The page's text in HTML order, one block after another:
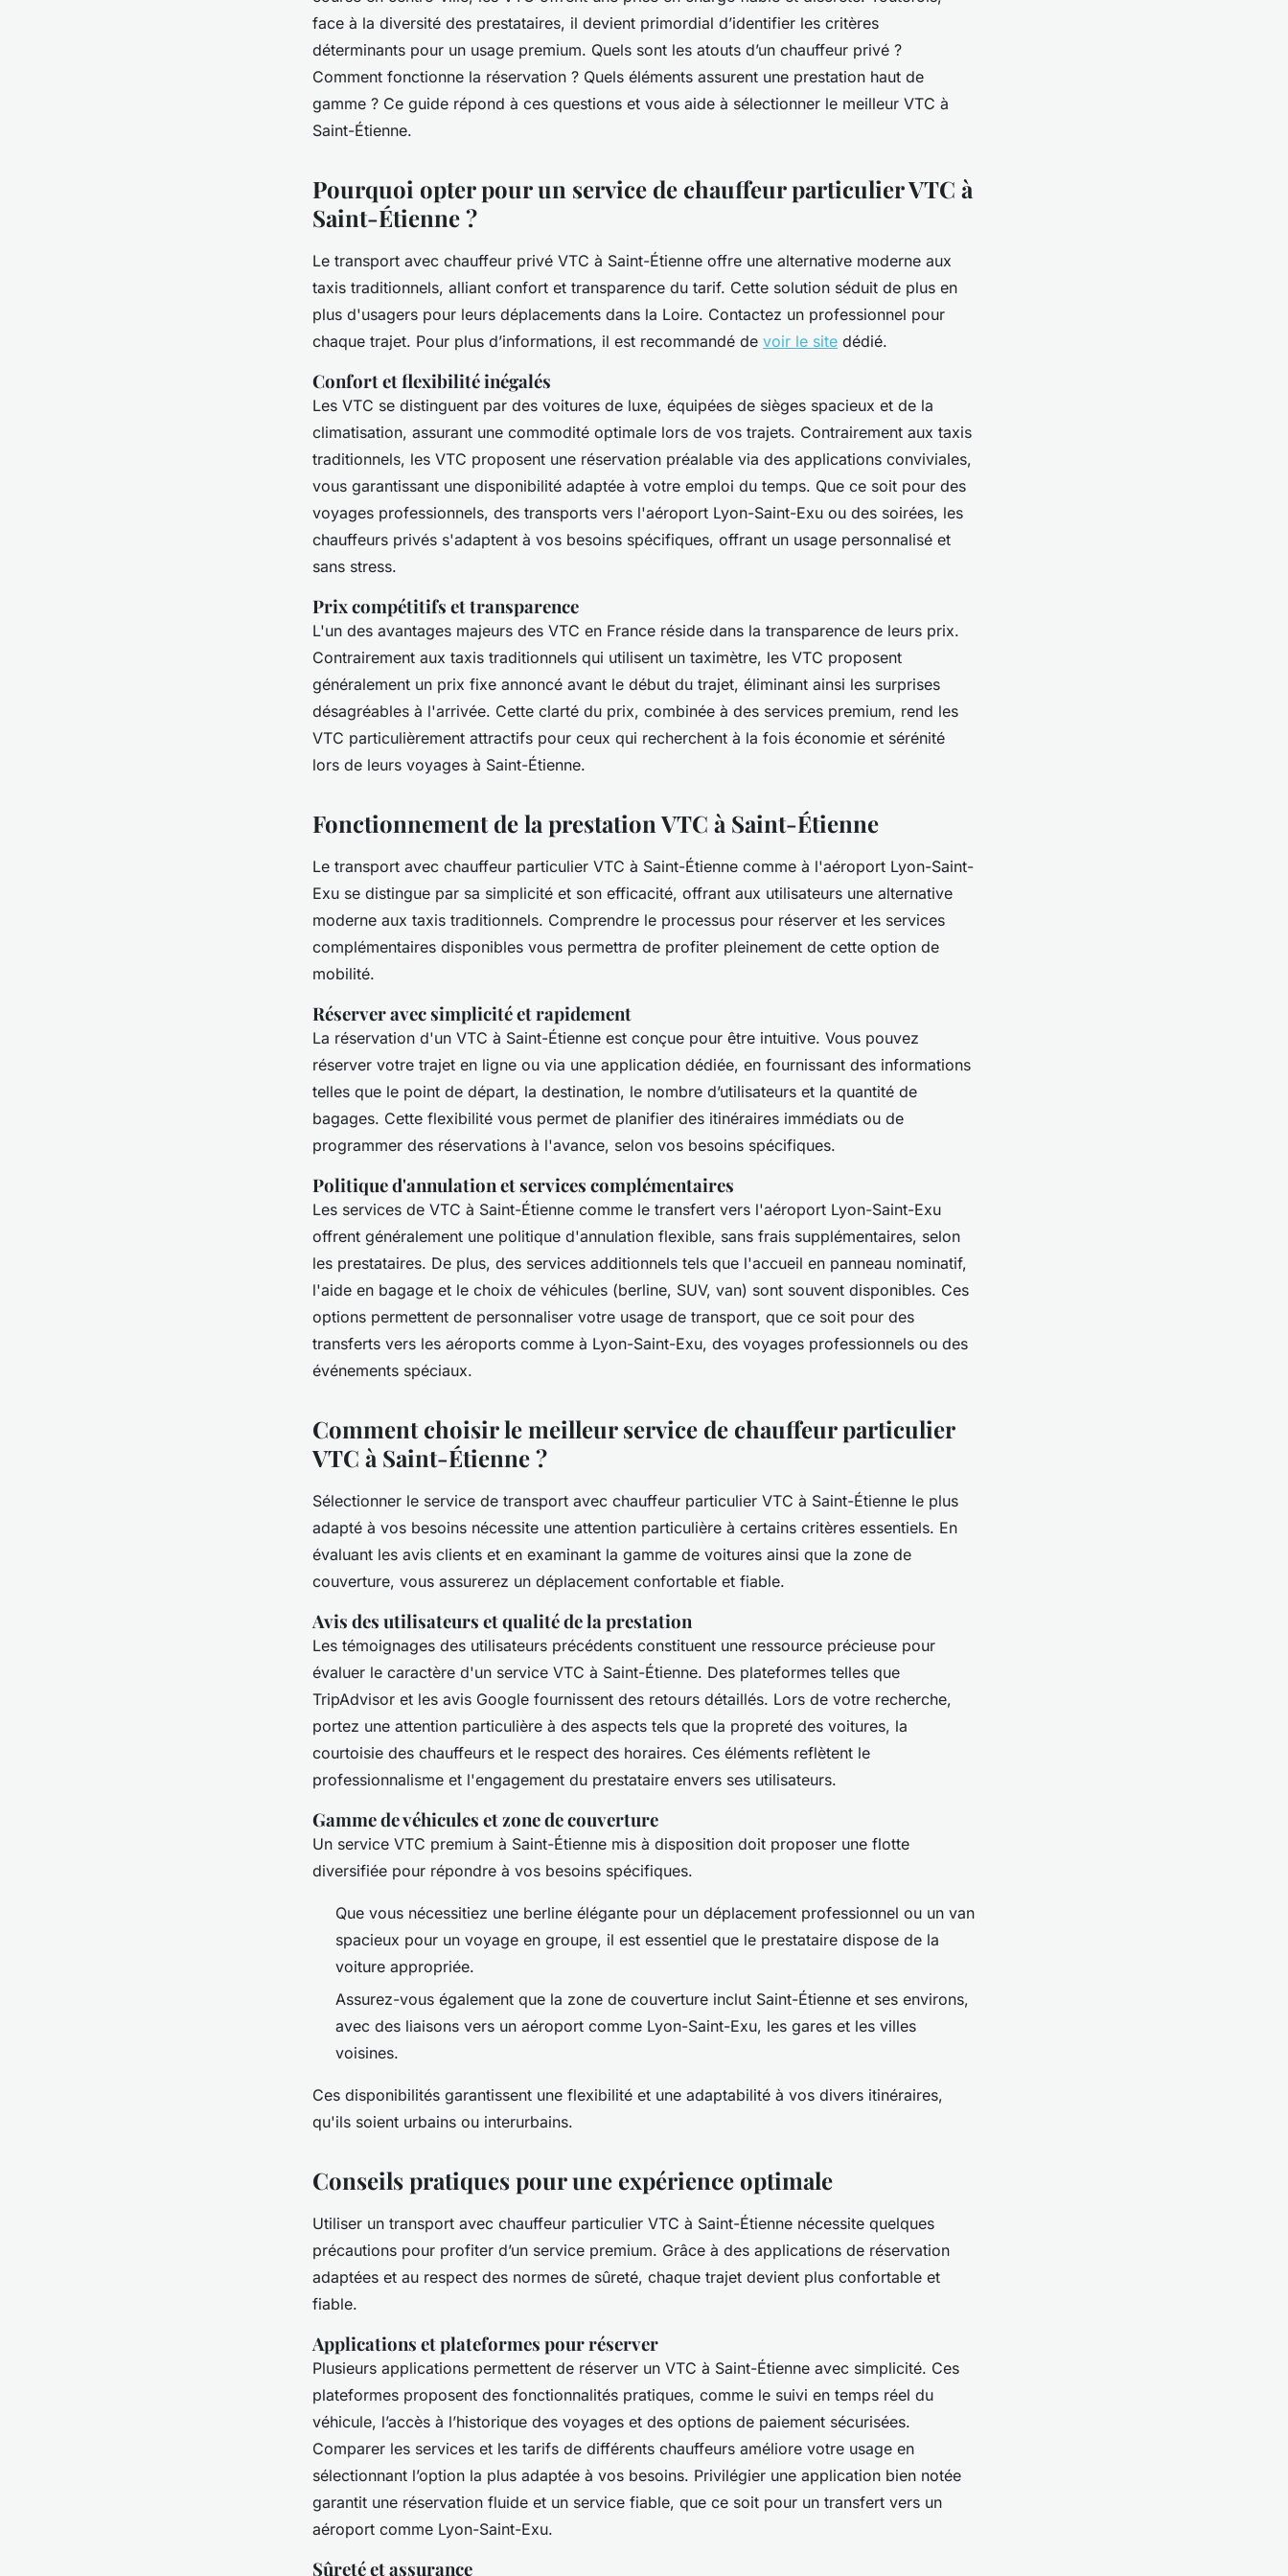
face à la diversité des prestataires, il devient primordial d’identifier les critères
déterminants pour un usage premium. Quels sont les atouts d’un chauffeur privé ?
Comment fonctionne la réservation ? Quels éléments assurent une prestation haut de
gamme ? Ce guide répond à ces questions et vous aide à sélectionner le meilleur VTC à
Saint-Étienne.
Pourquoi opter pour un service de chauffeur particulier VTC à
Saint-Étienne ?
Le transport avec chauffeur privé VTC à Saint-Étienne offre une alternative moderne aux
taxis traditionnels, alliant confort et transparence du tarif. Cette solution séduit de plus en
plus d'usagers pour leurs déplacements dans la Loire. Contactez un professionnel pour
chaque trajet. Pour plus d’informations, il est recommandé de voir le site dédié.
Confort et flexibilité inégalés
Les VTC se distinguent par des voitures de luxe, équipées de sièges spacieux et de la
climatisation, assurant une commodité optimale lors de vos trajets. Contrairement aux taxis
traditionnels, les VTC proposent une réservation préalable via des applications conviviales,
vous garantissant une disponibilité adaptée à votre emploi du temps. Que ce soit pour des
voyages professionnels, des transports vers l'aéroport Lyon-Saint-Exu ou des soirées, les
chauffeurs privés s'adaptent à vos besoins spécifiques, offrant un usage personnalisé et
sans stress.
Prix compétitifs et transparence
L'un des avantages majeurs des VTC en France réside dans la transparence de leurs prix.
Contrairement aux taxis traditionnels qui utilisent un taximètre, les VTC proposent
généralement un prix fixe annoncé avant le début du trajet, éliminant ainsi les surprises
désagréables à l'arrivée. Cette clarté du prix, combinée à des services premium, rend les
VTC particulièrement attractifs pour ceux qui recherchent à la fois économie et sérénité
lors de leurs voyages à Saint-Étienne.
Fonctionnement de la prestation VTC à Saint-Étienne
Le transport avec chauffeur particulier VTC à Saint-Étienne comme à l'aéroport Lyon-Saint-
Exu se distingue par sa simplicité et son efficacité, offrant aux utilisateurs une alternative
moderne aux taxis traditionnels. Comprendre le processus pour réserver et les services
complémentaires disponibles vous permettra de profiter pleinement de cette option de
mobilité.
Réserver avec simplicité et rapidement
La réservation d'un VTC à Saint-Étienne est conçue pour être intuitive. Vous pouvez
réserver votre trajet en ligne ou via une application dédiée, en fournissant des informations
telles que le point de départ, la destination, le nombre d’utilisateurs et la quantité de
bagages. Cette flexibilité vous permet de planifier des itinéraires immédiats ou de
programmer des réservations à l'avance, selon vos besoins spécifiques.
Politique d'annulation et services complémentaires
Les services de VTC à Saint-Étienne comme le transfert vers l'aéroport Lyon-Saint-Exu
offrent généralement une politique d'annulation flexible, sans frais supplémentaires, selon
les prestataires. De plus, des services additionnels tels que l'accueil en panneau nominatif,
l'aide en bagage et le choix de véhicules (berline, SUV, van) sont souvent disponibles. Ces
options permettent de personnaliser votre usage de transport, que ce soit pour des
transferts vers les aéroports comme à Lyon-Saint-Exu, des voyages professionnels ou des
événements spéciaux.
Comment choisir le meilleur service de chauffeur particulier
VTC à Saint-Étienne ?
Sélectionner le service de transport avec chauffeur particulier VTC à Saint-Étienne le plus
adapté à vos besoins nécessite une attention particulière à certains critères essentiels. En
évaluant les avis clients et en examinant la gamme de voitures ainsi que la zone de
couverture, vous assurerez un déplacement confortable et fiable.
Avis des utilisateurs et qualité de la prestation
Les témoignages des utilisateurs précédents constituent une ressource précieuse pour
évaluer le caractère d'un service VTC à Saint-Étienne. Des plateformes telles que
TripAdvisor et les avis Google fournissent des retours détaillés. Lors de votre recherche,
portez une attention particulière à des aspects tels que la propreté des voitures, la
courtoisie des chauffeurs et le respect des horaires. Ces éléments reflètent le
professionnalisme et l'engagement du prestataire envers ses utilisateurs.
Gamme de véhicules et zone de couverture
Un service VTC premium à Saint-Étienne mis à disposition doit proposer une flotte
diversifiée pour répondre à vos besoins spécifiques.
Que vous nécessitiez une berline élégante pour un déplacement professionnel ou un van
spacieux pour un voyage en groupe, il est essentiel que le prestataire dispose de la
voiture appropriée.
Assurez-vous également que la zone de couverture inclut Saint-Étienne et ses environs,
avec des liaisons vers un aéroport comme Lyon-Saint-Exu, les gares et les villes
voisines.
Ces disponibilités garantissent une flexibilité et une adaptabilité à vos divers itinéraires,
qu'ils soient urbains ou interurbains.
Conseils pratiques pour une expérience optimale
Utiliser un transport avec chauffeur particulier VTC à Saint-Étienne nécessite quelques
précautions pour profiter d’un service premium. Grâce à des applications de réservation
adaptées et au respect des normes de sûreté, chaque trajet devient plus confortable et
fiable.
Applications et plateformes pour réserver
Plusieurs applications permettent de réserver un VTC à Saint-Étienne avec simplicité. Ces
plateformes proposent des fonctionnalités pratiques, comme le suivi en temps réel du
véhicule, l’accès à l’historique des voyages et des options de paiement sécurisées.
Comparer les services et les tarifs de différents chauffeurs améliore votre usage en
sélectionnant l’option la plus adaptée à vos besoins. Privilégier une application bien notée
garantit une réservation fluide et un service fiable, que ce soit pour un transfert vers un
aéroport comme Lyon-Saint-Exu.
Sûreté et assurance